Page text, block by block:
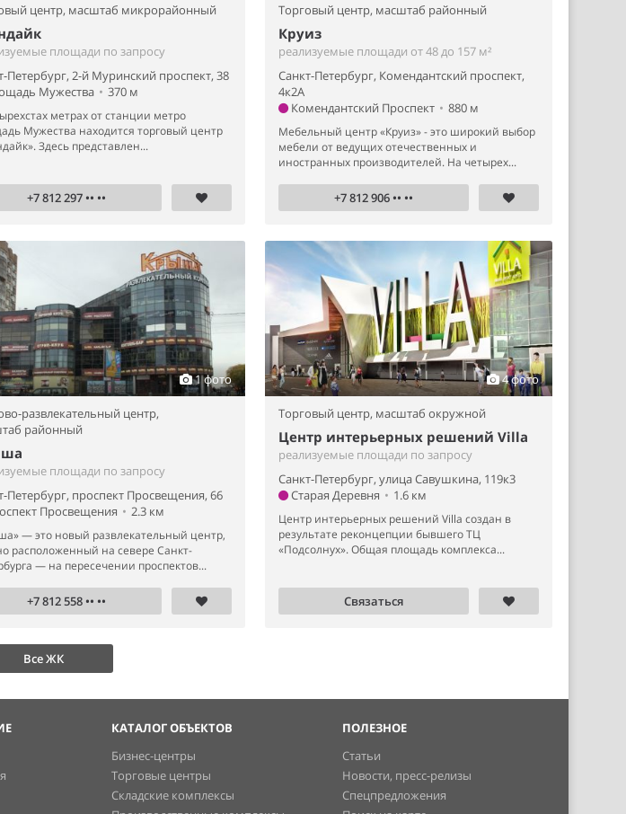
центр, масштаб микрорайонный
площади по запросу
Петербург, 2-й Муринский проспект, 38
Мужества • 370 м
метрах от станции метро
Мужества находится торговый центр
Здесь представлен...
+7 812 297 •• ••
Торговый центр, масштаб районный
Круиз
реализуемые площади от 48 до 157 м²
Санкт-Петербург, Комендантский проспект,
4к2А
Комендантский Проспект • 880 м
Мебельный центр «Круиз» - это широкий выбор
мебели от ведущих отечественных и
иностранных производителей. На четырех...
+7 812 906 •• ••
1 фото
развлекательный центр,
районный
площади по запросу
Петербург, проспект Просвещения, 66
Просвещения • 2.3 км
— это новый развлекательный центр,
расположенный на севере Санкт-
— на пересечении проспектов...
+7 812 558 •• ••
4 фото
Торговый центр, масштаб окружной
Центр интерьерных решений Villa
реализуемые площади по запросу
Санкт-Петербург, улица Савушкина, 119к3
Старая Деревня • 1.6 км
Центр интерьерных решений Villa создан в
результате реконцепции бывшего ТЦ
«Подсолнух». Общая площадь комплекса...
Связаться
Все ЖК
КАТАЛОГ ОБЪЕКТОВ
Бизнес-центры
Торговые центры
Складские комплексы
ПОЛЕЗНОЕ
Статьи
Новости, пресс-релизы
Спецпредложения